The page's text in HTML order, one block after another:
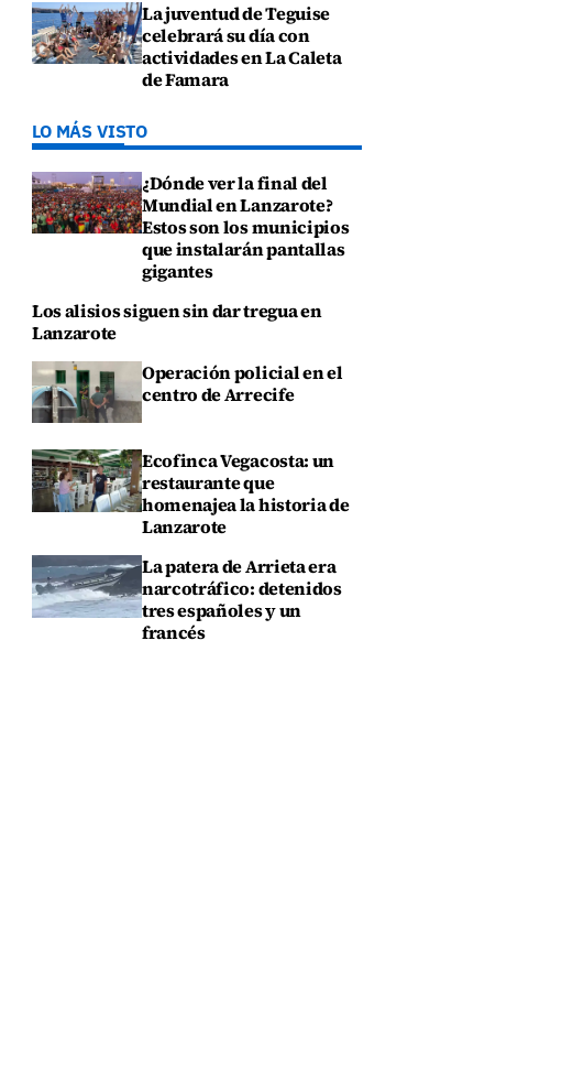
La juventud de Teguise
celebrará su día con
actividades en La Caleta
de Famara
LO MÁS VISTO
¿Dónde ver la final del
Mundial en Lanzarote?
Estos son los municipios
que instalarán pantallas
gigantes
Los alisios siguen sin dar tregua en
Lanzarote
Operación policial en el
centro de Arrecife
Ecofinca Vegacosta: un
restaurante que
homenajea la historia de
Lanzarote
La patera de Arrieta era
narcotráfico: detenidos
tres españoles y un
francés